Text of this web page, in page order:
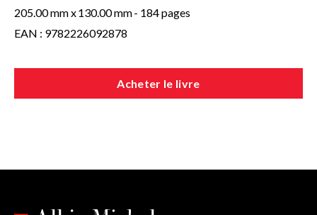
205.00 mm x130.00 mm- 184 pages
EAN : 9782226092878
Acheter le livre